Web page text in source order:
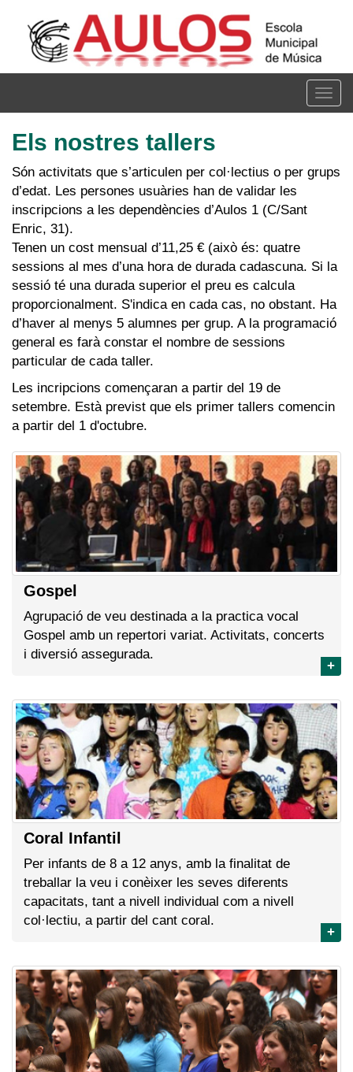
contingut
Els nostres tallers
Són activitats que s’articulen per col·lectius o per grups
d’edat. Les persones usuàries han de validar les
inscripcions a les dependències d’Aulos 1 (C/Sant
Enric, 31).
Tenen un cost mensual d’11,25 € (això és: quatre
sessions al mes d’una hora de durada cadascuna. Si la
sessió té una durada superior el preu es calcula
proporcionalment. S'indica en cada cas, no obstant. Ha
d’haver al menys 5 alumnes per grup. A la programació
general es farà constar el nombre de sessions
particular de cada taller.
Les incripcions començaran a partir del 19 de
setembre. Està previst que els primer tallers comencin
a partir del 1 d'octubre.
Gospel
Agrupació de veu destinada a la practica vocal
Gospel amb un repertori variat. Activitats, concerts
i diversió assegurada.
+
Coral Infantil
Per infants de 8 a 12 anys, amb la finalitat de
treballar la veu i conèixer les seves diferents
capacitats, tant a nivell individual com a nivell
col·lectiu, a partir del cant coral.
+